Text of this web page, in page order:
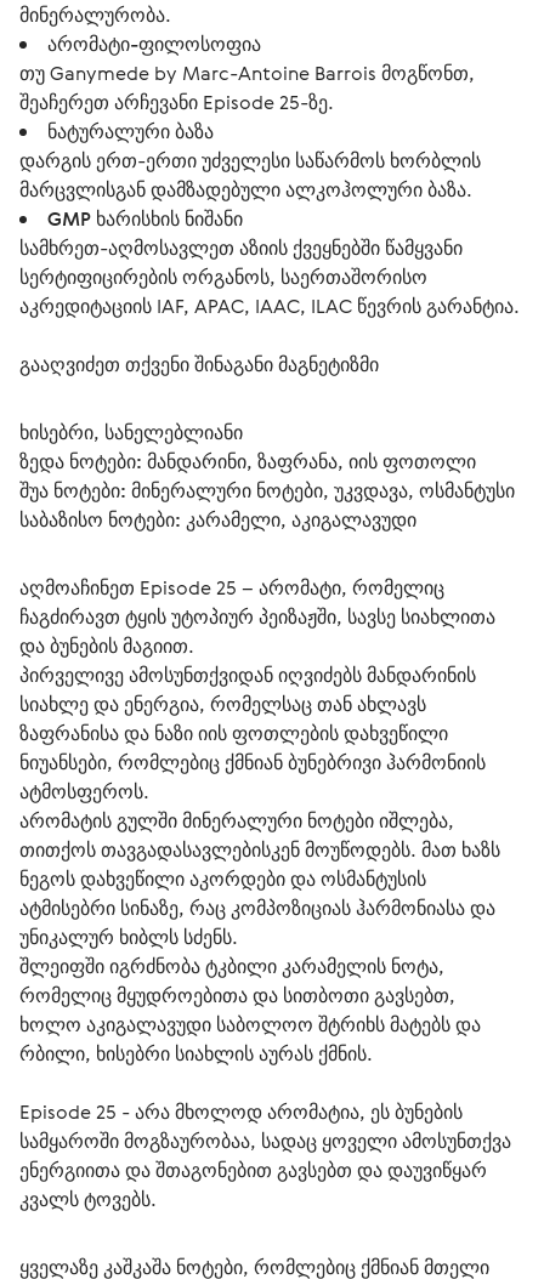
მინერალურობა.
არომატი-ფილოსოფია
თუ Ganymede by Marc-Antoine Barrois მოგწონთ,
შეაჩერეთ არჩევანი Episode 25-ზე.
ნატურალური ბაზა
დარგის ერთ-ერთი უძველესი საწარმოს ხორბლის
მარცვლისგან დამზადებული ალკოჰოლური ბაზა.
GMP ხარისხის ნიშანი
სამხრეთ-აღმოსავლეთ აზიის ქვეყნებში წამყვანი
სერტიფიცირების ორგანოს, საერთაშორისო
აკრედიტაციის IAF, APAC, IAAC, ILAC წევრის გარანტია.
გააღვიძეთ თქვენი შინაგანი მაგნეტიზმი
ხისებრი, სანელებლიანი
ზედა ნოტები: მანდარინი, ზაფრანა, იის ფოთოლი
შუა ნოტები: მინერალური ნოტები, უკვდავა, ოსმანტუსი
საბაზისო ნოტები: კარამელი, აკიგალავუდი
აღმოაჩინეთ Episode 25 – არომატი, რომელიც
ჩაგძირავთ ტყის უტოპიურ პეიზაჟში, სავსე სიახლითა
და ბუნების მაგიით.
პირველივე ამოსუნთქვიდან იღვიძებს მანდარინის
სიახლე და ენერგია, რომელსაც თან ახლავს
ზაფრანისა და ნაზი იის ფოთლების დახვეწილი
ნიუანსები, რომლებიც ქმნიან ბუნებრივი ჰარმონიის
ატმოსფეროს.
არომატის გულში მინერალური ნოტები იშლება,
თითქოს თავგადასავლებისკენ მოუწოდებს. მათ ხაზს
ნეგოს დახვეწილი აკორდები და ოსმანტუსის
ატმისებრი სინაზე, რაც კომპოზიციას ჰარმონიასა და
უნიკალურ ხიბლს სძენს.
შლეიფში იგრძნობა ტკბილი კარამელის ნოტა,
რომელიც მყუდროებითა და სითბოთი გავსებთ,
ხოლო აკიგალავუდი საბოლოო შტრიხს მატებს და
რბილი, ხისებრი სიახლის აურას ქმნის.
Episode 25 - არა მხოლოდ არომატია, ეს ბუნების
სამყაროში მოგზაურობაა, სადაც ყოველი ამოსუნთქვა
ენერგიითა და შთაგონებით გავსებთ და დაუვიწყარ
კვალს ტოვებს.
ყველაზე კაშკაშა ნოტები, რომლებიც ქმნიან მთელი